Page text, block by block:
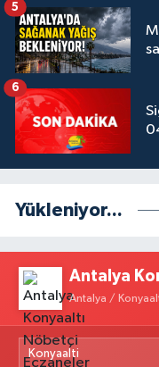
5
6
Yükleniyor...
Antalya
Antalya /